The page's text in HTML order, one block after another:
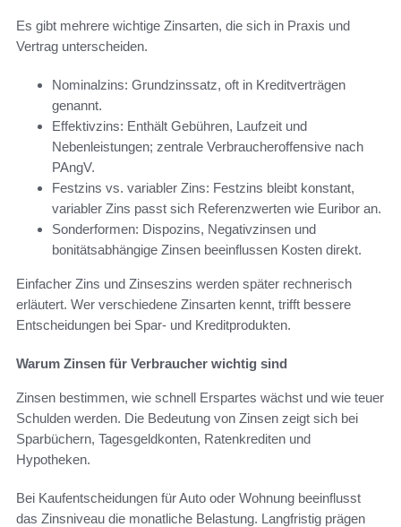
Es gibt mehrere wichtige Zinsarten, die sich in Praxis und
Vertrag unterscheiden.
Nominalzins: Grundzinssatz, oft in Kreditverträgen
genannt.
Effektivzins: Enthält Gebühren, Laufzeit und
Nebenleistungen; zentrale Verbraucheroffensive nach
PAngV.
Festzins vs. variabler Zins: Festzins bleibt konstant,
variabler Zins passt sich Referenzwerten wie Euribor an.
Sonderformen: Dispozins, Negativzinsen und
bonitätsabhängige Zinsen beeinflussen Kosten direkt.
Einfacher Zins und Zinseszins werden später rechnerisch
erläutert. Wer verschiedene Zinsarten kennt, trifft bessere
Entscheidungen bei Spar- und Kreditprodukten.
Warum Zinsen für Verbraucher wichtig sind
Zinsen bestimmen, wie schnell Erspartes wächst und wie teuer
Schulden werden. Die Bedeutung von Zinsen zeigt sich bei
Sparbüchern, Tagesgeldkonten, Ratenkrediten und
Hypotheken.
Bei Kaufentscheidungen für Auto oder Wohnung beeinflusst
das Zinsniveau die monatliche Belastung. Langfristig prägen